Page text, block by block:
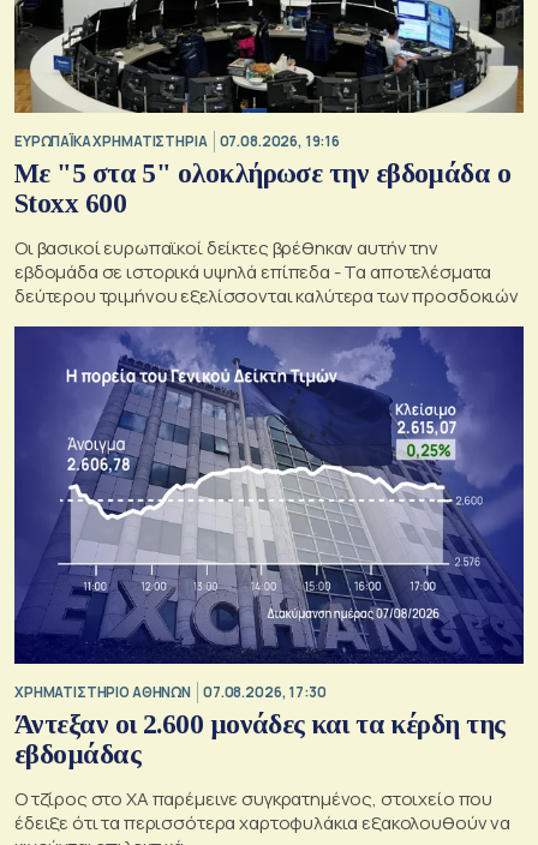
ΕΥΡΩΠΑΪΚΑ ΧΡΗΜΑΤΙΣΤΗΡΙΑ 07.08.2026, 19:16
Με "5 στα 5" ολοκλήρωσε την εβδομάδα ο
Stoxx 600
Οι βασικοί ευρωπαϊκοί δείκτες βρέθηκαν αυτήν την
εβδομάδα σε ιστορικά υψηλά επίπεδα - Τα αποτελέσματα
δεύτερου τριμήνου εξελίσσονται καλύτερα των προσδοκιών
XΡΗΜΑΤΙΣΤΗΡΙΟ ΑΘΗΝΩΝ 07.08.2026, 17:30
Άντεξαν οι 2.600 μονάδες και τα κέρδη της
εβδομάδας
Ο τζίρος στο ΧΑ παρέμεινε συγκρατημένος, στοιχείο που
έδειξε ότι τα περισσότερα χαρτοφυλάκια εξακολουθούν να